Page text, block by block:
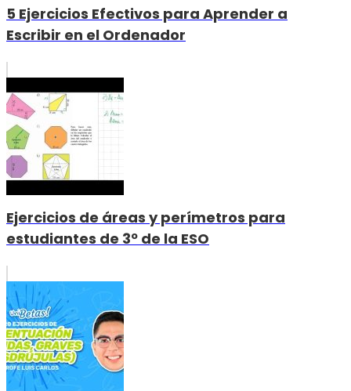
5 Ejercicios Efectivos para Aprender a
Escribir en el Ordenador
Ejercicios de áreas y perímetros para
estudiantes de 3º de la ESO